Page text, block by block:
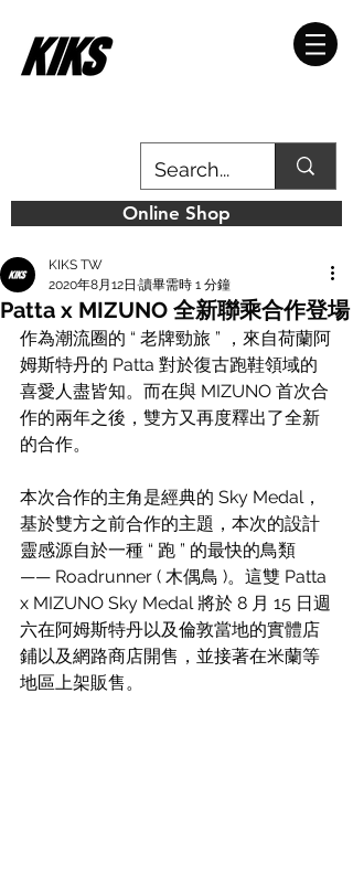
Online Shop
Patta x MIZUNO 全新聯乘合作登場
KIKS TW
2020年8月12日 讀畢需時 1 分鐘
作為潮流圈的 “ 老牌勁旅 ” ，來自荷蘭阿
姆斯特丹的 Patta 對於復古跑鞋領域的
喜愛人盡皆知。而在與 MIZUNO 首次合
作的兩年之後，雙方又再度釋出了全新
的合作。
本次合作的主角是經典的 Sky Medal，
基於雙方之前合作的主題，本次的設計
靈感源自於一種 “ 跑 ” 的最快的鳥類
—— Roadrunner ( 木偶鳥 )。這雙 Patta
x MIZUNO Sky Medal 將於 8 月 15 日週
六在阿姆斯特丹以及倫敦當地的實體店
鋪以及網路商店開售，並接著在米蘭等
地區上架販售。